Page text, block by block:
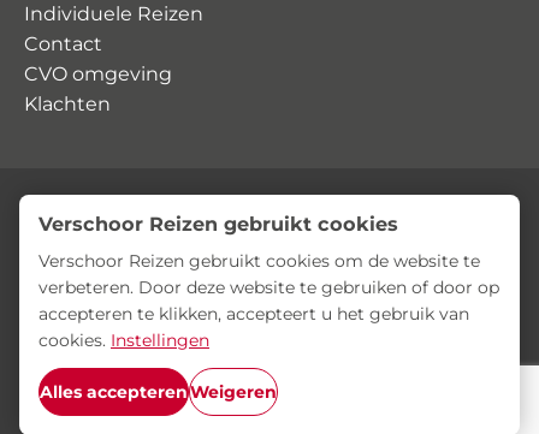
Individuele Reizen
Contact
CVO omgeving
Klachten
Privacyverklaring
Verschoor Reizen gebruikt cookies
Verschoor Reizen gebruikt cookies om de website te
verbeteren. Door deze website te gebruiken of door op
accepteren te klikken, accepteert u het gebruik van
cookies. Instellingen
Alles accepterenWeigeren